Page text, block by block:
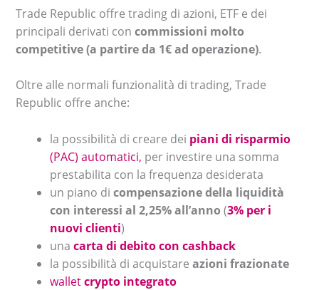
Trade Republic offre trading di azioni, ETF e dei
principali derivati concommissioni molto
competitive (a partire da 1€ ad operazione).
Oltre alle normali funzionalità di trading, Trade
Republic offre anche:
la possibilità di creare dei piani di risparmio
(PAC) automatici, per investire una somma
prestabilita con la frequenza desiderata
un piano dicompensazione della liquidità
con interessi al 2,25% all’anno (3% per i
nuovi clienti)
unacarta di debito con cashback
la possibilità di acquistareazioni frazionate
walletcrypto integrato